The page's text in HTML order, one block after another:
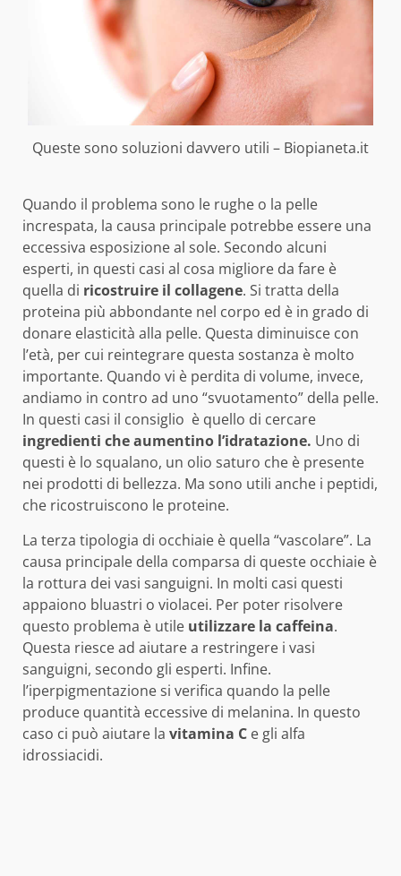
Queste sono soluzioni davvero utili – Biopianeta.it
Quando il problema sono le rughe o la pelle
increspata, la causa principale potrebbe essere una
eccessiva esposizione al sole. Secondo alcuni
esperti, in questi casi al cosa migliore da fare è
quella di ricostruire il collagene. Si tratta della
proteina più abbondante nel corpo ed è in grado di
donare elasticità alla pelle. Questa diminuisce con
l’età, per cui reintegrare questa sostanza è molto
importante. Quando vi è perdita di volume, invece,
andiamo in contro ad uno “svuotamento” della pelle.
In questi casi il consiglio è quello di cercare
ingredienti che aumentino l’idratazione. Uno di
questi è lo squalano, un olio saturo che è presente
nei prodotti di bellezza. Ma sono utili anche i peptidi,
che ricostruiscono le proteine.
La terza tipologia di occhiaie è quella “vascolare”. La
causa principale della comparsa di queste occhiaie è
la rottura dei vasi sanguigni. In molti casi questi
appaiono bluastri o violacei. Per poter risolvere
questo problema è utile utilizzare la caffeina.
Questa riesce ad aiutare a restringere i vasi
sanguigni, secondo gli esperti. Infine.
l’iperpigmentazione si verifica quando la pelle
produce quantità eccessive di melanina. In questo
caso ci può aiutare la vitamina C e gli alfa
idrossiacidi.